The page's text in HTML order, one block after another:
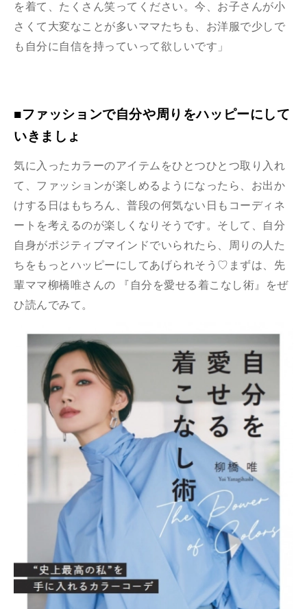
を着て、たくさん笑ってください。今、お子さんが小
さくて大変なことが多いママたちも、お洋服で少しで
も自分に自信を持っていって欲しいです」
■ファッションで自分や周りをハッピーにして
いきましょ
気に入ったカラーのアイテムをひとつひとつ取り入れ
て、ファッションが楽しめるようになったら、お出か
けする日はもちろん、普段の何気ない日もコーディネ
ートを考えるのが楽しくなりそうです。そして、自分
自身がポジティブマインドでいられたら、周りの人た
ちをもっとハッピーにしてあげられそう♡まずは、先
輩ママ柳橋唯さんの 『自分を愛せる着こなし術』をぜ
ひ読んでみて。